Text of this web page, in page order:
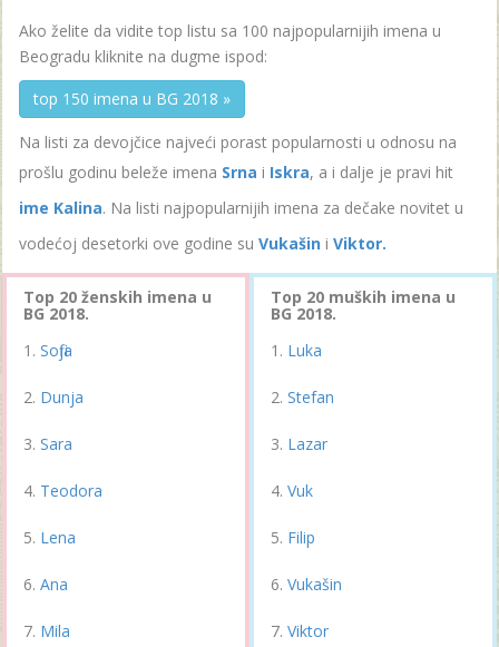
Ako želite da vidite top listu sa 100 najpopularnijih imena u
Beogradu kliknite na dugme ispod:
top 150 imena u BG 2018 »
Na listi za devojčice najveći porast popularnosti u odnosu na
prošlu godinu beleže imena Srna i Iskra, a i dalje je pravi hit
ime Kalina. Na listi najpopularnijih imena za dečake novitet u
vodećoj desetorki ove godine su Vukašin i Viktor.
Top 20 ženskih imena u
BG 2018.
Sofija
Dunja
Sara
Teodora
Lena
Ana
Mila
Top 20 muških imena u
BG 2018.
Luka
Stefan
Lazar
Vuk
Filip
Vukašin
Viktor